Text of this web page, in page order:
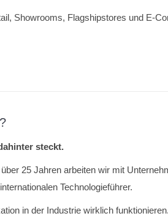
Showrooms, Flagshipstores und E-
steckt.
25 Jahren arbeiten wir mit
Technologieführer.
in der Industrie wirklich